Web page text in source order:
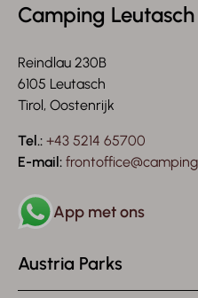
Camping Leutasch
Reindlau 230B
6105 Leutasch
Tirol, Oostenrijk
Tel.: +43 5214 65700
E-mail:
App met ons
Austria Parks